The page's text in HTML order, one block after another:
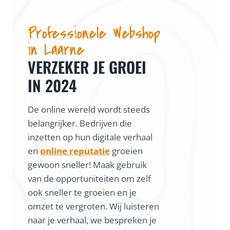
Professionele Webshop
in Laarne
VERZEKER JE GROEI
IN 2024
De online wereld wordt steeds
belangrijker. Bedrijven die
inzetten op hun digitale verhaal
en online reputatie groeien
gewoon sneller! Maak gebruik
van de opportuniteiten om zelf
ook sneller te groeien en je
omzet te vergroten. Wij luisteren
naar je verhaal, we bespreken je